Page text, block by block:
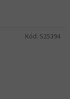
Kód: S25394